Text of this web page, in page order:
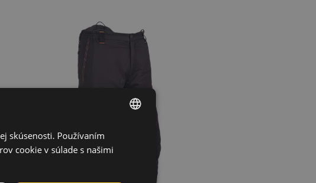
ENGLISH
CZECH
skúsenosti. Používaním
cookie v súlade s našimi